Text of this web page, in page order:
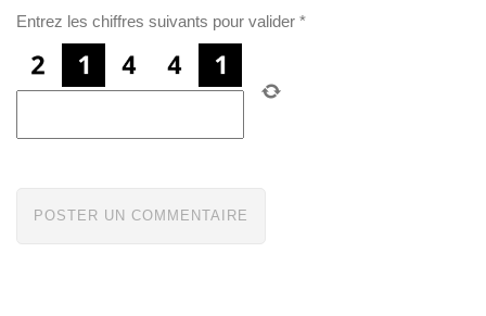
Entrez les chiffres suivants pour valider *